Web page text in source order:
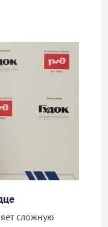
сложную